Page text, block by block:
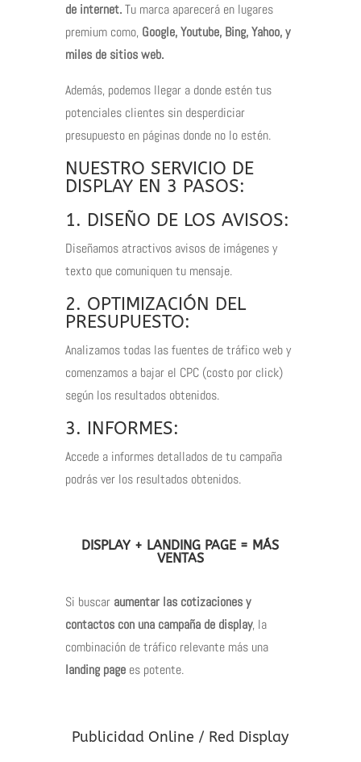
de internet.Tu marca aparecerá en lugares
premium como, Google, Youtube, Bing, Yahoo, y
miles de sitios web.
Además, podemos llegar a donde estén tus
potenciales clientes sin desperdiciar
presupuesto en páginas donde no lo estén.
NUESTRO SERVICIO DE
DISPLAY EN 3 PASOS:
1. DISEÑO DE LOS AVISOS:
Diseñamos atractivos avisos de imágenes y
texto que comuniquen tu mensaje.
2. OPTIMIZACIÓN DEL
PRESUPUESTO:
Analizamos todas las fuentes de tráfico web y
comenzamos a bajar el CPC (costo por click)
según los resultados obtenidos.
3. INFORMES:
Accede a informes detallados de tu campaña
podrás ver los resultados obtenidos.
DISPLAY + LANDING PAGE = MÁS
VENTAS
Si buscar aumentar las cotizaciones y
contactos con una campaña de display, la
combinación de tráfico relevante más una
landing pagees potente.
Publicidad Online / Red Display